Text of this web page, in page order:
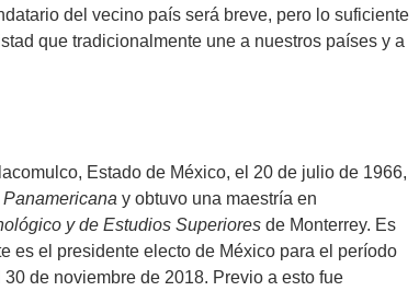
del vecino país será breve, pero lo suficiente
que tradicionalmente une a nuestros países y a
Estado de México, el 20 de julio de 1966,
y obtuvo una maestría en
y de Estudios Superiores de Monterrey. Es
es el presidente electo de México para el período
de noviembre de 2018. Previo a esto fue